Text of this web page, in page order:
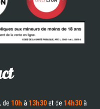
, de 10h à 13h30et de 14h30à